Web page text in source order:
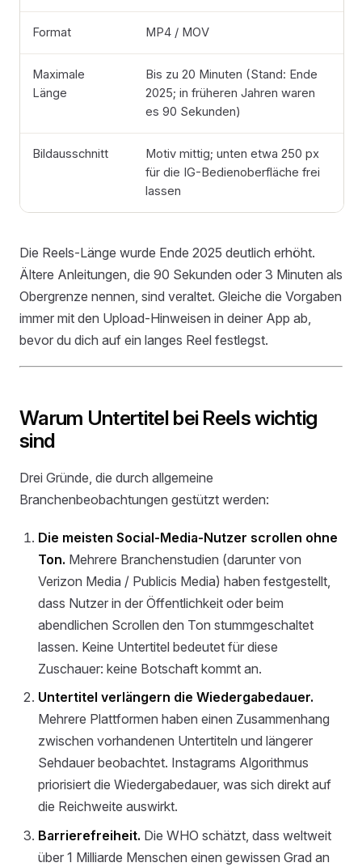
Format MP4 / MOV
Maximale
Länge
Bis zu 20 Minuten (Stand: Ende
2025; in früheren Jahren waren
es 90 Sekunden)
Bildausschnitt
Motiv mittig; unten etwa 250 px
für die IG-Bedienoberfläche frei
lassen
Die Reels-Länge wurde Ende 2025 deutlich erhöht.
Ältere Anleitungen, die 90 Sekunden oder 3 Minuten als
Obergrenze nennen, sind veraltet. Gleiche die Vorgaben
immer mit den Upload-Hinweisen in deiner App ab,
bevor du dich auf ein langes Reel festlegst.
Warum Untertitel bei Reels wichtig
sind
Drei Gründe, die durch allgemeine
Branchenbeobachtungen gestützt werden:
Die meisten Social-Media-Nutzer scrollen ohne
Ton. Mehrere Branchenstudien (darunter von
Verizon Media / Publicis Media) haben festgestellt,
dass Nutzer in der Öffentlichkeit oder beim
abendlichen Scrollen den Ton stummgeschaltet
lassen. Keine Untertitel bedeutet für diese
Zuschauer: keine Botschaft kommt an.
Untertitel verlängern die Wiedergabedauer.
Mehrere Plattformen haben einen Zusammenhang
zwischen vorhandenen Untertiteln und längerer
Sehdauer beobachtet. Instagrams Algorithmus
priorisiert die Wiedergabedauer, was sich direkt auf
die Reichweite auswirkt.
Barrierefreiheit. Die WHO schätzt, dass weltweit
über 1 Milliarde Menschen einen gewissen Grad an